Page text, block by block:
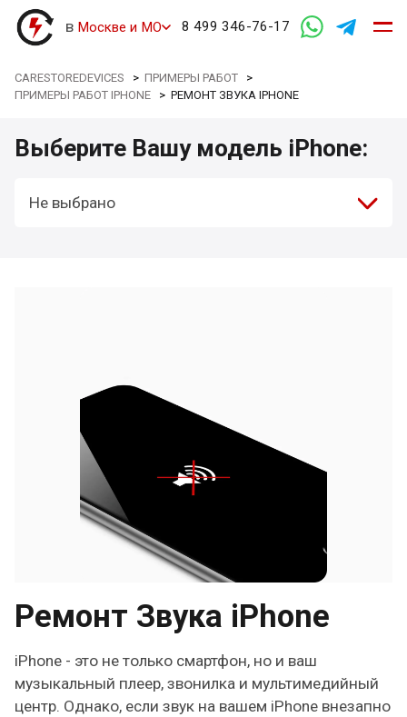
в Москве и МО 8 499 346-76-17
CARESTOREDEVICES >ПРИМЕРЫ РАБОТ >
ПРИМЕРЫ РАБОТ IPHONE >РЕМОНТ ЗВУКА IPHONE
Выберите Вашу модель iPhone:
Не выбрано
Ремонт Звука iPhone
iPhone - это не только смартфон, но и ваш
музыкальный плеер, звонилка и мультимедийный
центр. Однако, если звук на вашем iPhone внезапно